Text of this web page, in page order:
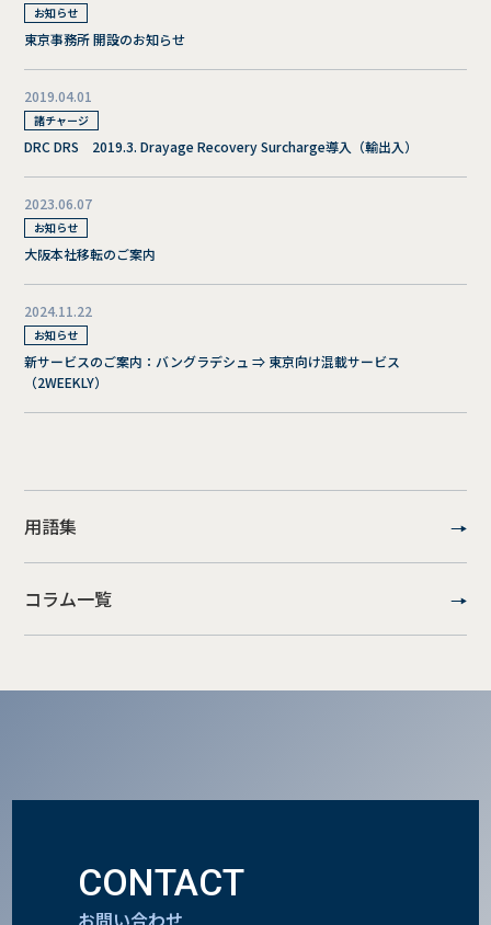
お知らせ
東京事務所 開設のお知らせ
2019.04.01
諸チャージ
DRC DRS 2019.3. Drayage Recovery Surcharge導入（輸出入）
2023.06.07
お知らせ
大阪本社移転のご案内
2024.11.22
お知らせ
新サービスのご案内：バングラデシュ ⇒ 東京向け混載サービス
（2WEEKLY）
用語集
コラム一覧
CONTACT
お問い合わせ